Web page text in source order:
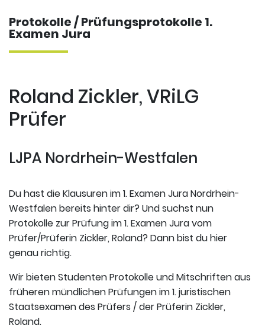
Protokolle / Prüfungsprotokolle 1.
Examen Jura
Roland Zickler, VRiLG
Prüfer
LJPA Nordrhein-Westfalen
Du hast die Klausuren im 1. Examen Jura Nordrhein-
Westfalen bereits hinter dir? Und suchst nun
Protokolle zur Prüfung im 1. Examen Jura vom
Prüfer/Prüferin Zickler, Roland? Dann bist du hier
genau richtig.
Wir bieten Studenten Protokolle und Mitschriften aus
früheren mündlichen Prüfungen im 1. juristischen
Staatsexamen des Prüfers / der Prüferin Zickler,
Roland.